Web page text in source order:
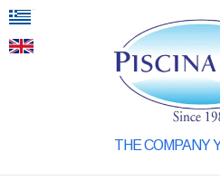
THE COMPANY